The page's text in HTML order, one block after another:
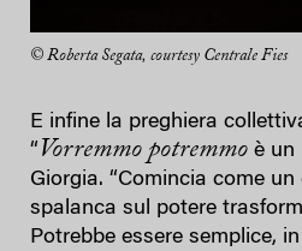
© Roberta Segata, courtesy Centrale Fies
E infine la preghiera
“ Vorremmo potremmo è un
Giorgia. “Comincia come
spalanca sul potere
Potrebbe essere semplice,